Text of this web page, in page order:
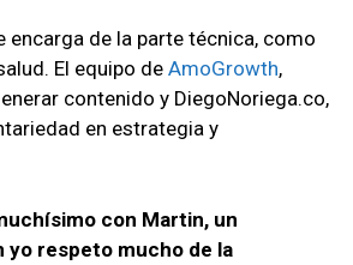
encarga de la parte técnica, como
El equipo de AmoGrowth,
contenido y DiegoNoriega.co,
en estrategia y
con Martin, un
yo respeto mucho de la